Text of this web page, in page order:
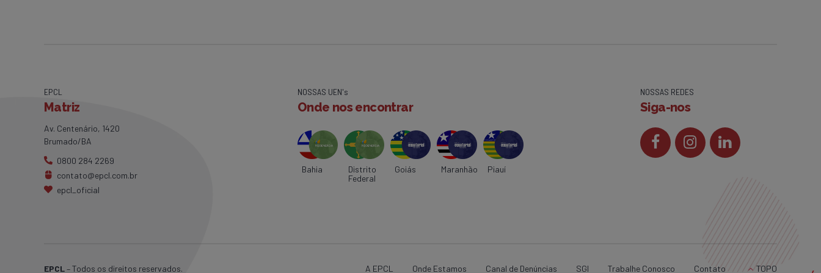
EPCL
Matriz
Av. Centenário, 1420
Brumado/BA
0800 284 2269
contato@epcl.com.br
epcl_oficial
NOSSAS UEN's
Onde nos encontrar
Bahia
Distrito
Federal
Goiás Maranhão Piauí
NOSSAS REDES
Siga-nos
EPCL– Todos os direitos reservados. A EPCL Onde Estamos Canal de Denúncias SGI Trabalhe Conosco Contato TOPO